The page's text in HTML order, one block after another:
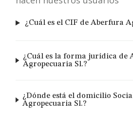
¿Cuál es el CIF de Aberfura
¿Cuál es la forma jurídica de
Agropecuaria Sl.?
¿Dónde está el domicilio
Agropecuaria Sl.?